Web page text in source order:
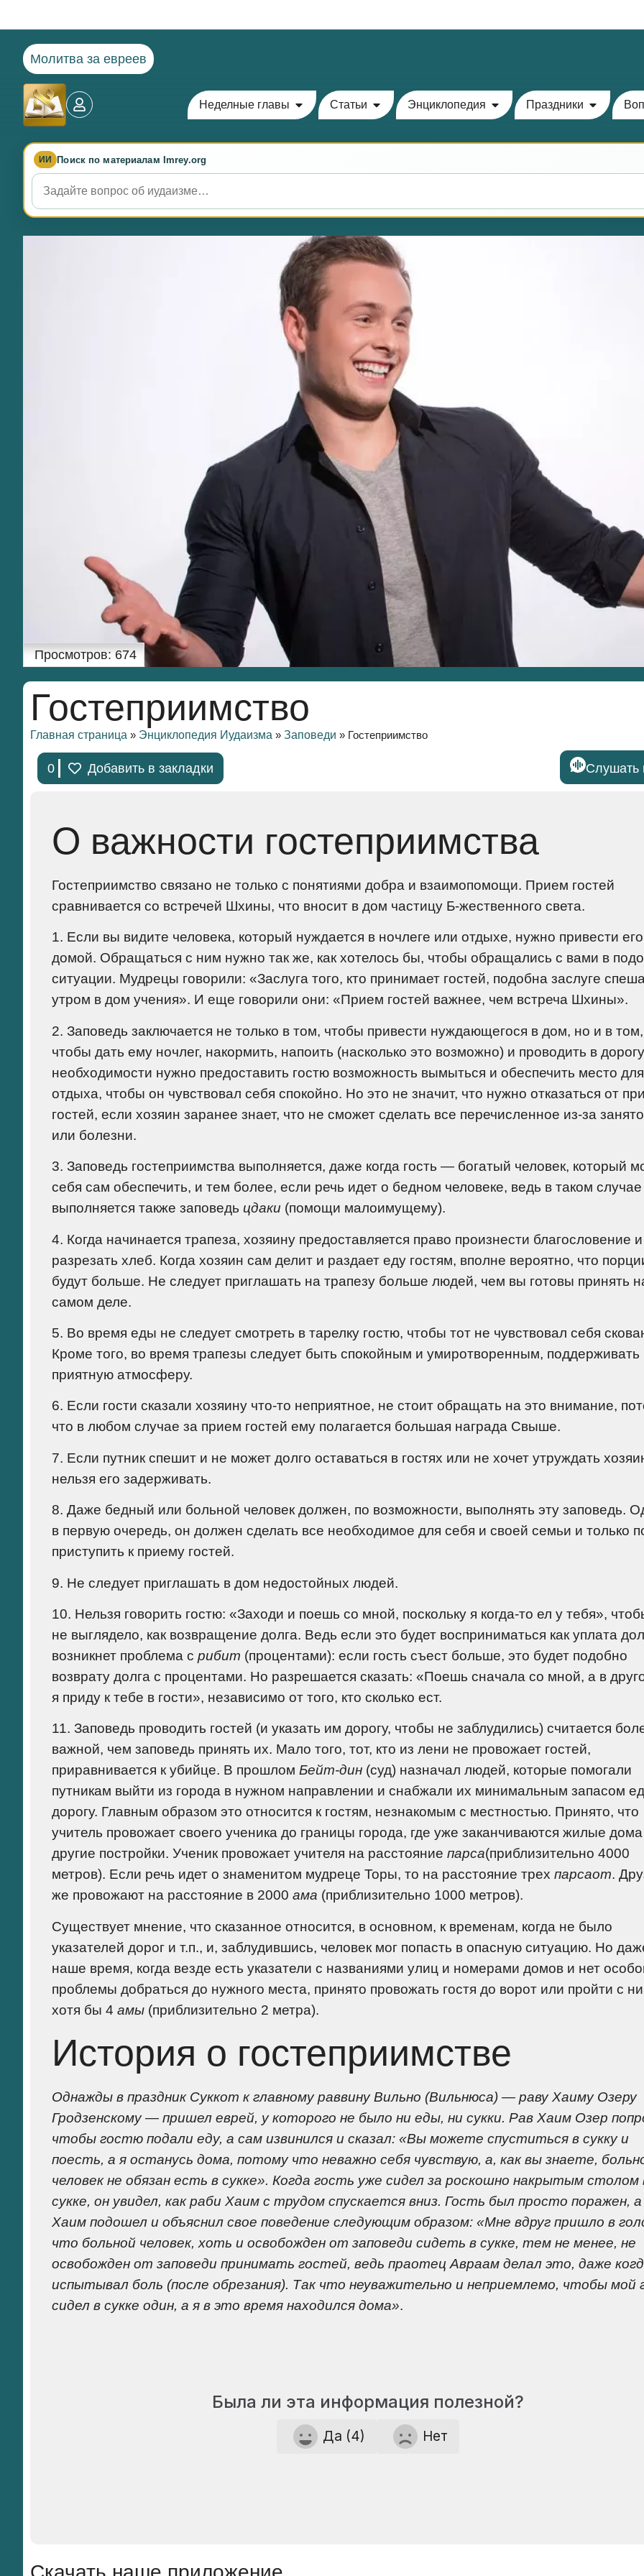
Молитва за евреев
Неделные главы Статьи Энциклопедия Праздники
ИИ Поиск по материалам Imrey.org
Просмотров: 674
Гостеприимство
Главная страница » Энциклопедия Иудаизма » Заповеди » Гостеприимство
0 Добавить в закладки Слушать
О важности гостеприимства
Гостеприимство связано не только с понятиями добра и взаимопомощи. Прием гостей
сравнивается со встречей Шхины, что вносит в дом частицу Б-жественного света.
1. Если вы видите человека, который нуждается в ночлеге или отдыхе, нужно привести его
домой. Обращаться с ним нужно так же, как хотелось бы, чтобы обращались с вами в
ситуации. Мудрецы говорили: «Заслуга того, кто принимает гостей, подобна заслуге
утром в дом учения». И еще говорили они: «Прием гостей важнее, чем встреча Шхины».
2. Заповедь заключается не только в том, чтобы привести нуждающегося в дом, но и в том,
чтобы дать ему ночлег, накормить, напоить (насколько это возможно) и проводить в
необходимости нужно предоставить гостю возможность вымыться и обеспечить место для
отдыха, чтобы он чувствовал себя спокойно. Но это не значит, что нужно отказаться от
гостей, если хозяин заранее знает, что не сможет сделать все перечисленное из-за
или болезни.
3. Заповедь гостеприимства выполняется, даже когда гость — богатый человек, который
себя сам обеспечить, и тем более, если речь идет о бедном человеке, ведь в таком случае
выполняется также заповедь цдаки (помощи малоимущему).
4. Когда начинается трапеза, хозяину предоставляется право произнести благословение и
разрезать хлеб. Когда хозяин сам делит и раздает еду гостям, вполне вероятно, что
будут больше. Не следует приглашать на трапезу больше людей, чем вы готовы принять
самом деле.
5. Во время еды не следует смотреть в тарелку гостю, чтобы тот не чувствовал себя
Кроме того, во время трапезы следует быть спокойным и умиротворенным, поддерживать
приятную атмосферу.
6. Если гости сказали хозяину что-то неприятное, не стоит обращать на это внимание,
что в любом случае за прием гостей ему полагается большая награда Свыше.
7. Если путник спешит и не может долго оставаться в гостях или не хочет утруждать
нельзя его задерживать.
8. Даже бедный или больной человек должен, по возможности, выполнять эту заповедь.
в первую очередь, он должен сделать все необходимое для себя и своей семьи и только
приступить к приему гостей.
9. Не следует приглашать в дом недостойных людей.
10. Нельзя говорить гостю: «Заходи и поешь со мной, поскольку я когда-то ел у тебя»,
не выглядело, как возвращение долга. Ведь если это будет восприниматься как уплата
возникнет проблема с рибит (процентами): если гость съест больше, это будет подобно
возврату долга с процентами. Но разрешается сказать: «Поешь сначала со мной, а в
я приду к тебе в гости», независимо от того, кто сколько ест.
11. Заповедь проводить гостей (и указать им дорогу, чтобы не заблудились) считается
важной, чем заповедь принять их. Мало того, тот, кто из лени не провожает гостей,
приравнивается к убийце. В прошлом Бейт-дин (суд) назначал людей, которые помогали
путникам выйти из города в нужном направлении и снабжали их минимальным запасом
дорогу. Главным образом это относится к гостям, незнакомым с местностью. Принято, что
учитель провожает своего ученика до границы города, где уже заканчиваются жилые
другие постройки. Ученик провожает учителя на расстояние парса(приблизительно 4000
метров). Если речь идет о знаменитом мудреце Торы, то на расстояние трех парсаот.
же провожают на расстояние в 2000 ама (приблизительно 1000 метров).
Существует мнение, что сказанное относится, в основном, к временам, когда не было
указателей дорог и т.п., и, заблудившись, человек мог попасть в опасную ситуацию. Но
наше время, когда везде есть указатели с названиями улиц и номерами домов и нет
проблемы добраться до нужного места, принято провожать гостя до ворот или пройти с
хотя бы 4 амы (приблизительно 2 метра).
История о гостеприимстве
Однажды в праздник Суккот к главному раввину Вильно (Вильнюса) — раву Хаиму Озеру
Гродзенскому — пришел еврей, у которого не было ни еды, ни сукки. Рав Хаим Озер
чтобы гостю подали еду, а сам извинился и сказал: «Вы можете спуститься в сукку и
поесть, а я останусь дома, потому что неважно себя чувствую, а, как вы знаете,
человек не обязан есть в сукке». Когда гость уже сидел за роскошно накрытым столом
сукке, он увидел, как раби Хаим с трудом спускается вниз. Гость был просто поражен,
Хаим подошел и объяснил свое поведение следующим образом: «Мне вдруг пришло в
что больной человек, хоть и освобожден от заповеди сидеть в сукке, тем не менее, не
освобожден от заповеди принимать гостей, ведь праотец Авраам делал это, даже
испытывал боль (после обрезания). Так что неуважительно и неприемлемо, чтобы мой
сидел в сукке один, а я в это время находился дома».
Была ли эта информация полезной?
Да (4) Нет